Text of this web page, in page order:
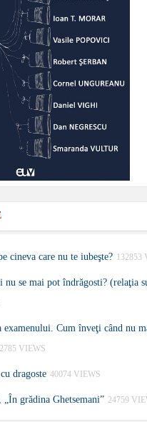
cineva care nu te iubeşte? 132853
nu se mai pot îndrăgosti? (relaţia
examenului. Cum înveţi când nu
VIEWS
dragoste 40074 VIEWS
„În grădina Ghetsemani” 24759